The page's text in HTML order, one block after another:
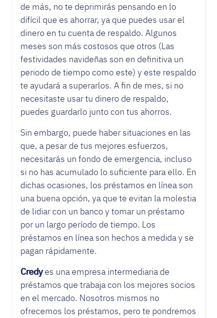
de más, no te deprimirás pensando en lo
difícil que es ahorrar, ya que puedes usar el
dinero en tu cuenta de respaldo. Algunos
meses son más costosos que otros (Las
festividades navideñas son en definitiva un
periodo de tiempo como este) y este respaldo
te ayudará a superarlos. A fin de mes, si no
necesitaste usar tu dinero de respaldo,
puedes guardarlo junto con tus ahorros.
Sin embargo, puede haber situaciones en las
que, a pesar de tus mejores esfuerzos,
necesitarás un fondo de emergencia, incluso
si no has acumulado lo suficiente para ello. En
dichas ocasiones, los préstamos en línea son
una buena opción, ya que te evitan la molestia
de lidiar con un banco y tomar un préstamo
por un largo período de tiempo. Los
préstamos en línea son hechos a medida y se
pagan rápidamente.
Credyes una empresa intermediaria de
préstamos que trabaja con los mejores socios
en el mercado. Nosotros mismos no
ofrecemos los préstamos, pero te pondremos